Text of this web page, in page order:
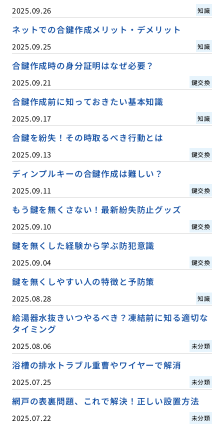
2025.09.26 知識
ネットでの合鍵作成メリット・デメリット
2025.09.25 知識
合鍵作成時の身分証明はなぜ必要？
2025.09.21 鍵交換
合鍵作成前に知っておきたい基本知識
2025.09.17 知識
合鍵を紛失！その時取るべき行動とは
2025.09.13 鍵交換
ディンプルキーの合鍵作成は難しい？
2025.09.11 鍵交換
もう鍵を無くさない！最新紛失防止グッズ
2025.09.10 鍵交換
鍵を無くした経験から学ぶ防犯意識
2025.09.04 鍵交換
鍵を無くしやすい人の特徴と予防策
2025.08.28 知識
給湯器水抜きいつやるべき？凍結前に知る適切な
タイミング
2025.08.06 未分類
浴槽の排水トラブル重曹やワイヤーで解消
2025.07.25 未分類
網戸の表裏問題、これで解決！正しい設置方法
2025.07.22 未分類